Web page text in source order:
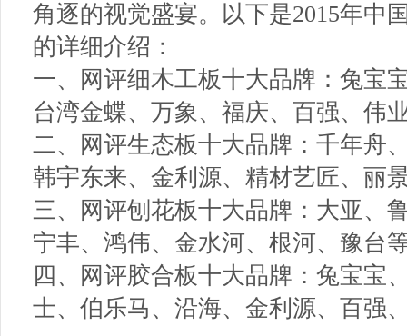
角逐的视觉盛宴。以下是2015年中
的详细介绍：
一、网评细木工板十大品牌：兔宝
台湾金蝶、万象、福庆、百强、伟
二、网评生态板十大品牌：千年舟
韩宇东来、金利源、精材艺匠、丽
三、网评刨花板十大品牌：大亚、
宁丰、鸿伟、金水河、根河、豫台
四、网评胶合板十大品牌：兔宝宝
士、伯乐马、沿海、金利源、百强